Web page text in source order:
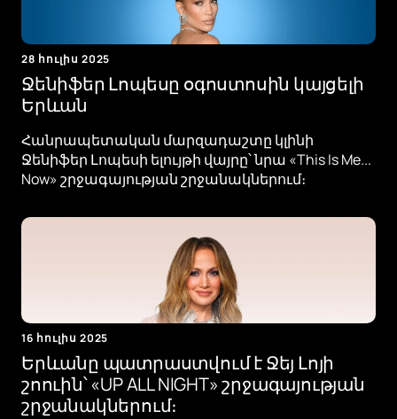
28 հուլիս 2025
Ջենիֆեր Լոպեսը օգոստոսին կայցելի
Երևան
Հանրապետական մարզադաշտը կլինի
Ջենիֆեր Լոպեսի ելույթի վայրը՝ նրա «This Is Me...
Now» շրջագայության շրջանակներում։
16 հուլիս 2025
Երևանը պատրաստվում է Ջեյ Լոյի
շոուին՝ «UP ALL NIGHT» շրջագայության
շրջանակներում։